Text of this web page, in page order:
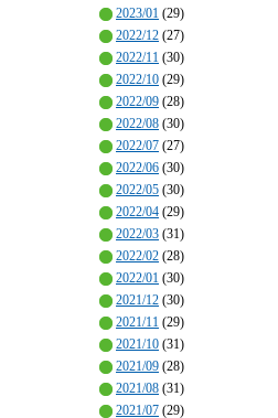
2023/01 (29)
2022/12 (27)
2022/11 (30)
2022/10 (29)
2022/09 (28)
2022/08 (30)
2022/07 (27)
2022/06 (30)
2022/05 (30)
2022/04 (29)
2022/03 (31)
2022/02 (28)
2022/01 (30)
2021/12 (30)
2021/11 (29)
2021/10 (31)
2021/09 (28)
2021/08 (31)
2021/07 (29)